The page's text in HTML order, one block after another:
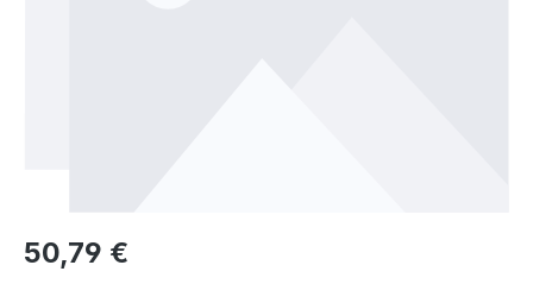
Regulärer Preis:
50,79 €